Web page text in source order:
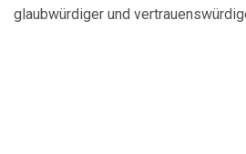
glaubwürdiger und